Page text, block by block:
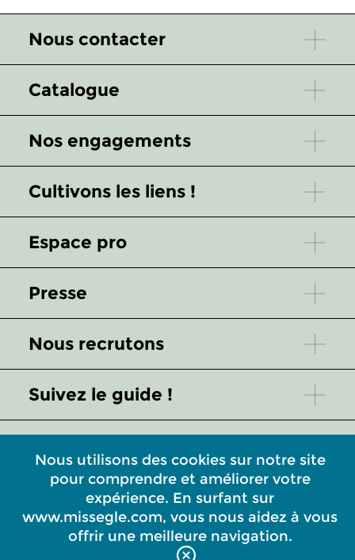
Nous utilisons des cookies sur notre site
pour comprendre et améliorer votre
expérience. En surfant sur
www.missegle.com, vous nous aidez à vous
offrir une meilleure navigation.
Nous contacter
Catalogue
Nos engagements
Cultivons les liens !
Espace pro
Presse
Nous recrutons
Suivez le guide !
L'univers de l'Atelier Missegle
Quelques mots pour mieux nous